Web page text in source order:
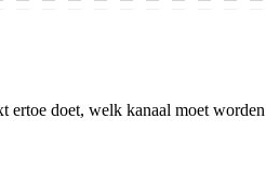
ertoe doet, welk kanaal moet